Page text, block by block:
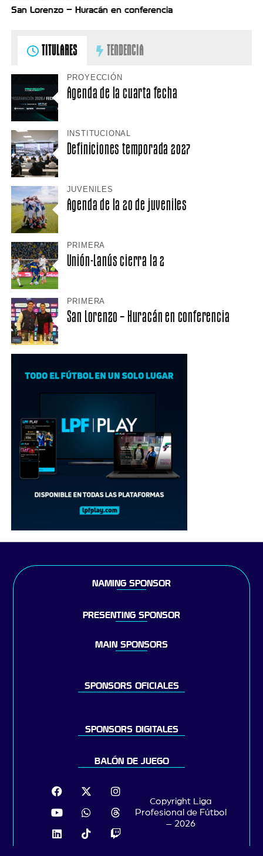
San Lorenzo – Huracán en conferencia
TITULARES TENDENCIA
PROYECCIÓN
Agenda de la cuarta fecha
INSTITUCIONAL
Definiciones temporada 2027
JUVENILES
Agenda de la 20 de juveniles
PRIMERA
Unión-Lanús cierra la 2
PRIMERA
San Lorenzo – Huracán en conferencia
NAMING SPONSOR
PRESENTING SPONSOR
MAIN SPONSORS
SPONSORS OFICIALES
SPONSORS DIGITALES
BALÓN DE JUEGO
Copyright Liga
Profesional de Fútbol
– 2026